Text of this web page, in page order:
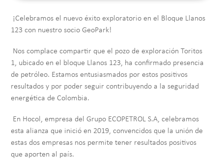
¡Celebramos el nuevo éxito exploratorio en el Bloque Llanos
123 con nuestro socio GeoPark!
Nos complace compartir que el pozo de exploración Toritos
1, ubicado en el bloque Llanos 123, ha confirmado presencia
de petróleo. Estamos entusiasmados por estos positivos
resultados y por poder seguir contribuyendo a la seguridad
energética de Colombia.
En Hocol, empresa del Grupo ECOPETROL S.A, celebramos
esta alianza que inició en 2019, convencidos que la unión de
estas dos empresas nos permite tener resultados positivos
que aporten al país.